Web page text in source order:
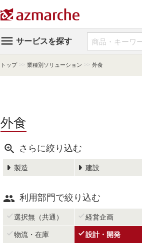
 サービスを探す
トップ >> 業種別ソリューション >> 外食
外食
 さらに絞り込む
製造 建設
 利用部門で絞り込む
 選択無（共通）  経営企画
 物流・在庫 設計・開発